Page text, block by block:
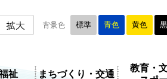
拡大 背景色 標準 青色 黄色
祉 まちづくり・交通
教育・